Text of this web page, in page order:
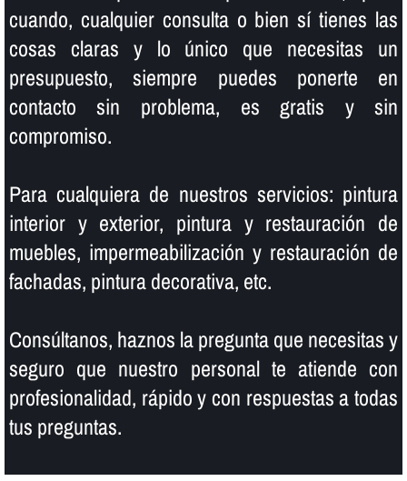
cuando, cualquier consulta o bien sí­ tienes las
cosas claras y lo único que necesitas un
presupuesto, siempre puedes ponerte en
contacto sin problema, es gratis y sin
compromiso.
Para cualquiera de nuestros servicios: pintura
interior y exterior, pintura y restauración de
muebles, impermeabilización y restauración de
fachadas, pintura decorativa, etc.
Consúltanos, haznos la pregunta que necesitas y
seguro que nuestro personal te atiende con
profesionalidad, rápido y con respuestas a todas
tus preguntas.